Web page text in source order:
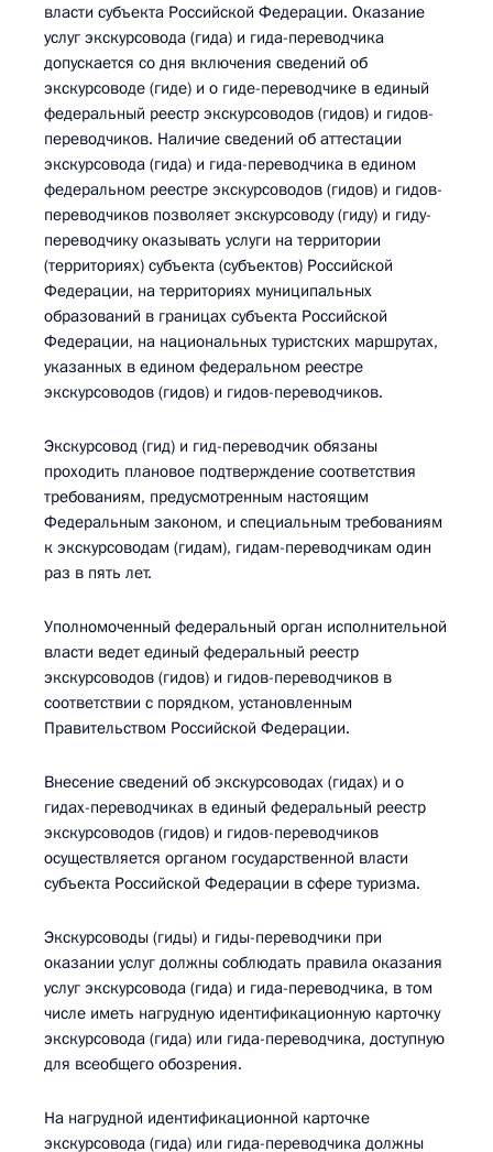
власти субъекта Российской Федерации. Оказание
услуг экскурсовода (гида) и гида-переводчика
допускается со дня включения сведений об
экскурсоводе (гиде) и о гиде-переводчике в единый
федеральный реестр экскурсоводов (гидов) и гидов-
переводчиков. Наличие сведений об аттестации
экскурсовода (гида) и гида-переводчика в едином
федеральном реестре экскурсоводов (гидов) и гидов-
переводчиков позволяет экскурсоводу (гиду) и гиду-
переводчику оказывать услуги на территории
(территориях) субъекта (субъектов) Российской
Федерации, на территориях муниципальных
образований в границах субъекта Российской
Федерации, на национальных туристских маршрутах,
указанных в едином федеральном реестре
экскурсоводов (гидов) и гидов-переводчиков.
Экскурсовод (гид) и гид-переводчик обязаны
проходить плановое подтверждение соответствия
требованиям, предусмотренным настоящим
Федеральным законом, и специальным требованиям
к экскурсоводам (гидам), гидам-переводчикам один
раз в пять лет.
Уполномоченный федеральный орган исполнительной
власти ведет единый федеральный реестр
экскурсоводов (гидов) и гидов-переводчиков в
соответствии с порядком, установленным
Правительством Российской Федерации.
Внесение сведений об экскурсоводах (гидах) и о
гидах-переводчиках в единый федеральный реестр
экскурсоводов (гидов) и гидов-переводчиков
осуществляется органом государственной власти
субъекта Российской Федерации в сфере туризма.
Экскурсоводы (гиды) и гиды-переводчики при
оказании услуг должны соблюдать правила оказания
услуг экскурсовода (гида) и гида-переводчика, в том
числе иметь нагрудную идентификационную карточку
экскурсовода (гида) или гида-переводчика, доступную
для всеобщего обозрения.
На нагрудной идентификационной карточке
экскурсовода (гида) или гида-переводчика должны